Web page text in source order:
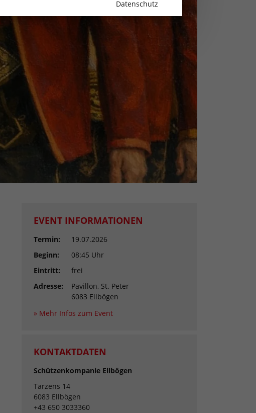
EVENT INFORMATIONEN
Termin:
19.07.2026
Beginn:
08:45 Uhr
Eintritt:
frei
Adresse:
Pavillon, St. Peter
6083 Ellbögen
» Mehr Infos zum Event
KONTAKTDATEN
Schützenkompanie Ellbögen
Tarzens 14
6083 Ellbögen
+43 650 3033360
Datenschutz